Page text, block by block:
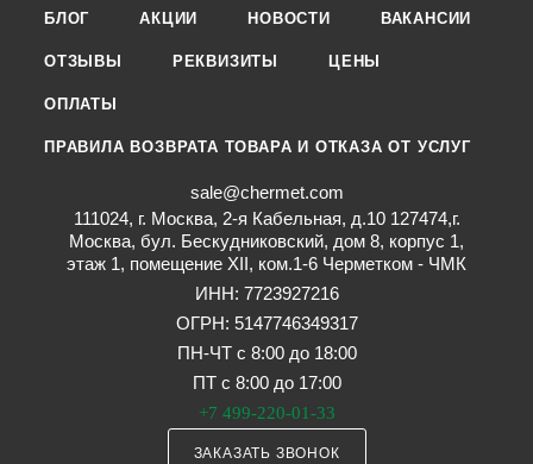
БЛОГ АКЦИИ НОВОСТИ ВАКАНСИИ
ОТЗЫВЫ РЕКВИЗИТЫ ЦЕНЫ
ОПЛАТЫ
ПРАВИЛА ВОЗВРАТА ТОВАРА И ОТКАЗА ОТ УСЛУГ
sale@chermet.com
111024, г. Москва, 2-я Кабельная, д.10 127474,г.
Москва, бул. Бескудниковский, дом 8, корпус 1,
этаж 1, помещение XII, ком.1-6 Черметком - ЧМК
ИНН: 7723927216
ОГРН: 5147746349317
ПН-ЧТ с 8:00 до 18:00
ПТ с 8:00 до 17:00
+7 499-220-01-33
ЗАКАЗАТЬ ЗВОНОК